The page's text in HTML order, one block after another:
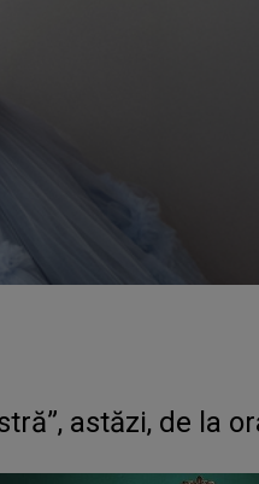
astăzi, de la